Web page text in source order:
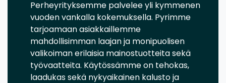
Perheyrityksemme palvelee yli kymmenen
vuoden vankalla kokemuksella. Pyrimme
tarjoamaan asiakkaillemme
mahdollisimman laajan ja monipuolisen
valikoiman erilaisia mainostuotteita sekä
työvaatteita. Käytössämme on tehokas,
laadukas sekä nykyaikainen kalusto ja